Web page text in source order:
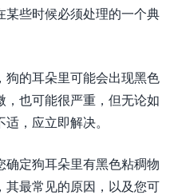
些时候必须处理的一个典
的耳朵里可能会出现黑色
也可能很严重，但无论如
，应立即解决。
定狗耳朵里有黑色粘稠物
最常见的原因，以及您可